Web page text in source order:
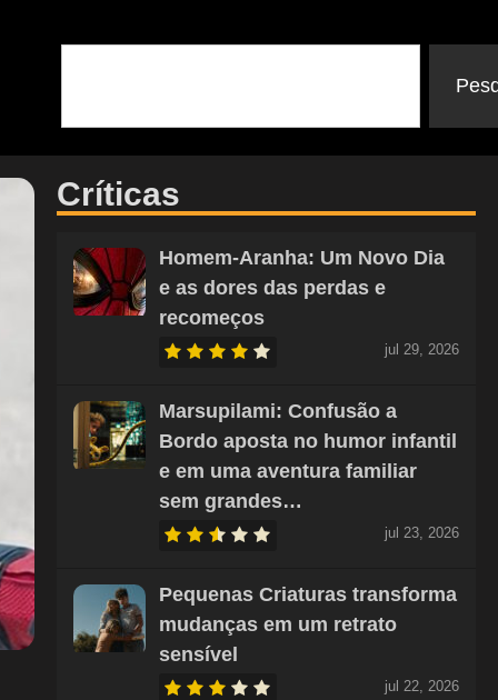
Críticas
Homem-Aranha: Um Novo Dia
e as dores das perdas e
recomeços
jul 29, 2026
Marsupilami: Confusão a
Bordo aposta no humor infantil
e em uma aventura familiar
sem grandes…
jul 23, 2026
Pequenas Criaturas transforma
mudanças em um retrato
sensível
jul 22, 2026